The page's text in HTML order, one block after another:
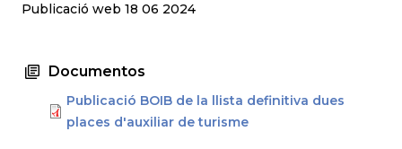
Publicació web 18 06 2024
Documentos
Publicació BOIB de la llista definitiva dues
places d'auxiliar de turisme